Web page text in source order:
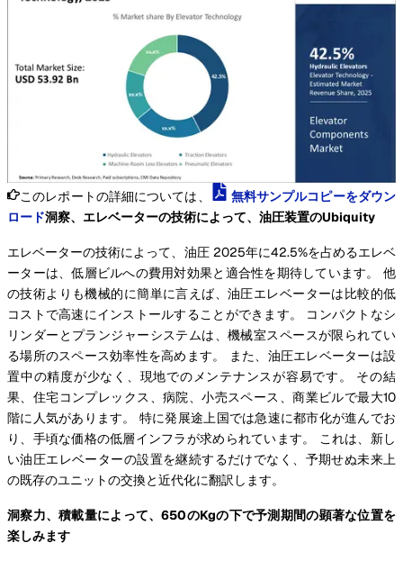
このレポートの詳細については、
無料サンプルコピーをダウン
ロード洞察、エレベーターの技術によって、油圧装置のUbiquity
エレベーターの技術によって、油圧 2025年に42.5%を占めるエレベ
ーターは、低層ビルへの費用対効果と適合性を期待しています。 他
の技術よりも機械的に簡単に言えば、油圧エレベーターは比較的低
コストで高速にインストールすることができます。 コンパクトなシ
リンダーとプランジャーシステムは、機械室スペースが限られてい
る場所のスペース効率性を高めます。 また、油圧エレベーターは設
置中の精度が少なく、現地でのメンテナンスが容易です。 その結
果、住宅コンプレックス、病院、小売スペース、商業ビルで最大10
階に人気があります。 特に発展途上国では急速に都市化が進んでお
り、手頃な価格の低層インフラが求められています。 これは、新し
い油圧エレベーターの設置を継続するだけでなく、予期せぬ未来上
の既存のユニットの交換と近代化に翻訳します。
洞察力、積載量によって、650のKgの下で予測期間の顕著な位置を
楽しみます